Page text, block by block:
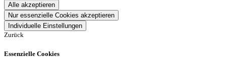
Alle akzeptieren
Nur essenzielle Cookies akzeptieren
Individuelle Einstellungen
Zurück
Essenzielle Cookies